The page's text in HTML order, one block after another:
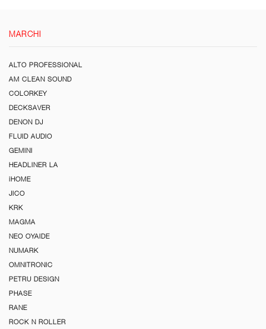
MARCHI
ALTO PROFESSIONAL
AM CLEAN SOUND
COLORKEY
DECKSAVER
DENON DJ
FLUID AUDIO
GEMINI
HEADLINER LA
iHOME
JICO
KRK
MAGMA
NEO OYAIDE
NUMARK
OMNITRONIC
PETRU DESIGN
PHASE
RANE
ROCK N ROLLER